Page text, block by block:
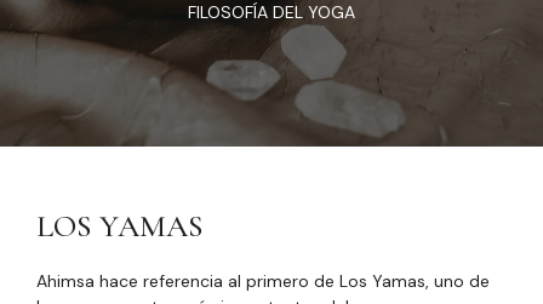
FILOSOFÍA DEL YOGA
LOS YAMAS
Ahimsa hace referencia al primero de Los Yamas, uno de